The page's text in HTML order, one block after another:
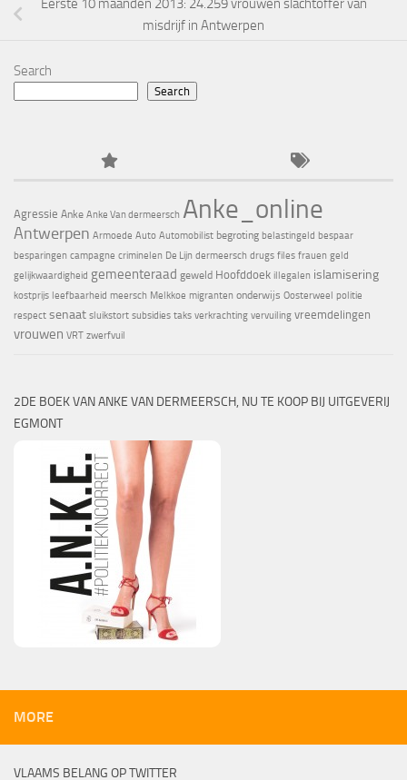
Eerste 10 maanden 2013: 24.259 vrouwen slachtoffer van
misdrijf in Antwerpen
Search
Search
Agressie Anke Anke Van dermeersch Anke_online
Antwerpen Armoede Auto Automobilist begroting belastingeld bespaar
besparingen campagne criminelen De Lijn dermeersch drugs files frauen geld
gelijkwaardigheid gemeenteraad geweld Hoofddoek illegalen islamisering
kostprijs leefbaarheid meersch Melkkoe migranten onderwijs Oosterweel politie
respect senaat sluikstort subsidies taks verkrachting vervuiling vreemdelingen
vrouwen VRT zwerfvuil
2DE BOEK VAN ANKE VAN DERMEERSCH, NU TE KOOP BIJ UITGEVERIJ
EGMONT
MORE
VLAAMS BELANG OP TWITTER